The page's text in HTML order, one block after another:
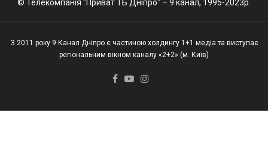
© Телекомпанія "Приват ТБ Дніпро" – 9 канал, 1995-2023р.
З 2011 року 9 Канал Дніпро є частиною холдингу 1+1 медіа та виступає
регіональним вікном каналу «2+2» (м. Київ)